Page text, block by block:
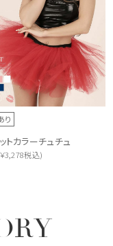
り
トカラーチュチュ
3,278税込)